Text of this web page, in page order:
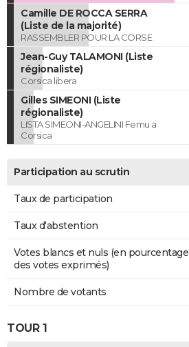
Camille DE ROCCA SERRA
(Liste de la majorité)
RASSEMBLER POUR LA CORSE
Jean-Guy TALAMONI (Liste
régionaliste)
Corsica libera
Gilles SIMEONI (Liste
régionaliste)
LISTA SIMEONI-ANGELINI Femu a
Corsica
Participation au scrutin
Taux de participation
Taux d'abstention
Votes blancs et nuls (en pourcentage
des votes exprimés)
Nombre de votants
TOUR 1